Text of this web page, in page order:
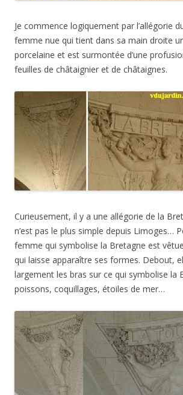
Je commence logiquement par l’allégorie
femme nue qui tient dans sa main droite
porcelaine et est surmontée d’une
feuilles de châtaignier et de châtaignes.
Curieusement, il y a une allégorie de la
n’est pas le plus simple depuis Limoges…
femme qui symbolise la Bretagne est
qui laisse apparaître ses formes. Debout,
largement les bras sur ce qui symbolise la
poissons, coquillages, étoiles de mer…